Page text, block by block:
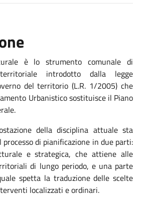
è lo strumento comunale di
territoriale introdotto dalla legge
del territorio (L.R. 1/2005) che
Urbanistico sostituisce il Piano
della disciplina attuale sta
processo di pianificazione in due parti:
e strategica, che attiene alle
di lungo periodo, e una parte
spetta la traduzione delle scelte
localizzati e ordinari.